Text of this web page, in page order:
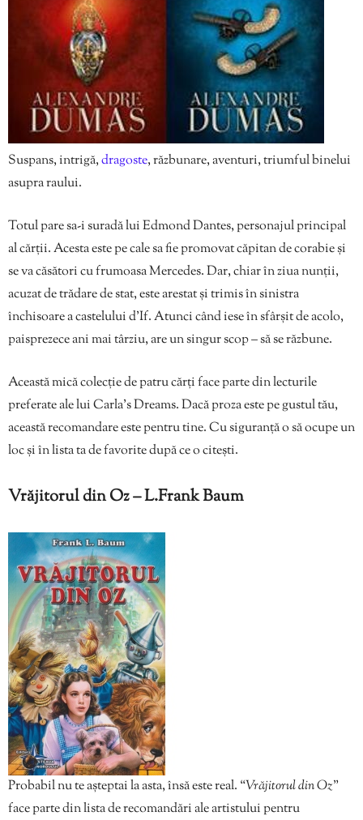
Suspans, intrigă,dragoste, răzbunare, aventuri, triumful binelui
asupra raului.
Totul pare sa-i suradă lui Edmond Dantes, personajul principal
al cărții. Acesta este pe cale sa fie promovat căpitan de corabie și
se va căsători cu frumoasa Mercedes. Dar, chiar în ziua nunții,
acuzat de trădare de stat, este arestat și trimis în sinistra
închisoare a castelului d’If. Atunci când iese în sfârșit de acolo,
paisprezece ani mai târziu, are un singur scop – să se răzbune.
Această mică colecție de patru cărți face parte din lecturile
preferate ale lui Carla’s Dreams. Dacă proza este pe gustul tău,
această recomandare este pentru tine. Cu siguranță o să ocupe un
loc și în lista ta de favorite după ce o citești.
Vrăjitorul din Oz – L.Frank Baum
Probabil nu te așteptai la asta, însă este real. “Vrăjitorul din Oz”
face parte din lista de recomandări ale artistului pentru